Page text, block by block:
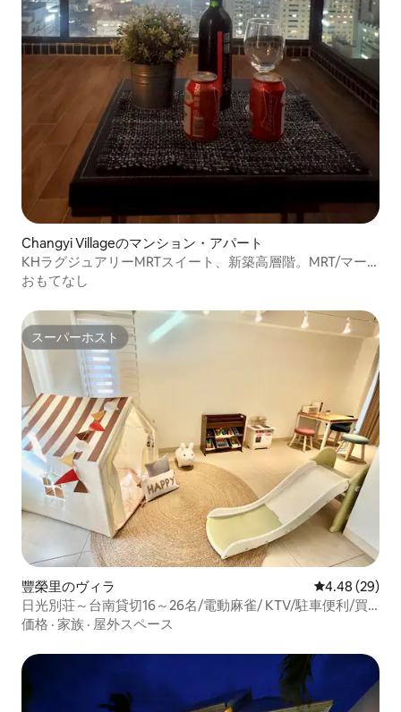
Changyi Villageのマンション・アパート
KHラグジュアリーMRTスイート、新築高層階。MRT/マー
ケットの近く
おもてなし
スーパーホスト
スーパーホスト
豐榮里のヴィラ レビュー29
4.48 (29)
日光別荘～台南貸切16～26名/電動麻雀/ KTV/駐車便利/買
い物便利/バーベキュー/
価格 · 家族 · 屋外スペース